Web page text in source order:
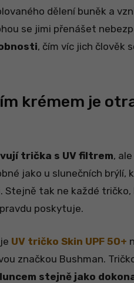
dělení buněk a
se jimi přenášet
, čím víc jich člověk
krémem je
trička s UV filtrem,
jako u slunečních brýlí,
Stejně tak ne každé
poskytuje.
UV tričko Skin UPF 50+
značkou Bushman.
stejně jako